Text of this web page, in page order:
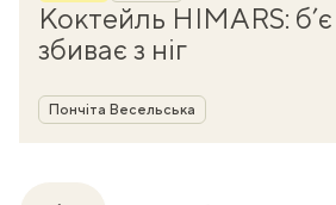
Коктейль HIMARS: б’є
збиває з ніг
Автор
Пончіта Весельська